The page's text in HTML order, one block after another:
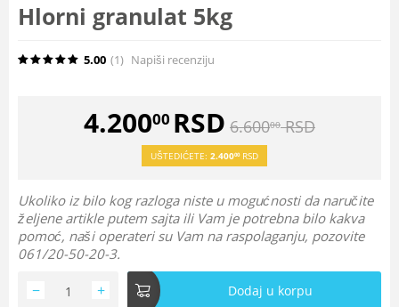
Hlorni granulat 5kg
5.00 (1) Napiši recenziju
4.20000 RSD 6.60000 RSD
UŠTEDIĆETE: 2.40000RSD
Ukoliko iz bilo kog razloga niste u mogućnosti da naručite
željene artikle putem sajta ili Vam je potrebna bilo kakva
pomoć, naši operateri su Vam na raspolaganju, pozovite
061/20-50-20-3.
+
− Dodaj u korpu